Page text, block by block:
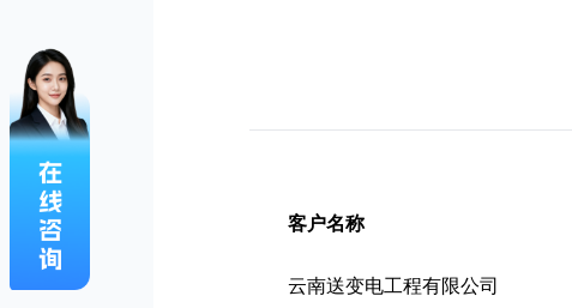
客户名称
云南送变电工程有限公司